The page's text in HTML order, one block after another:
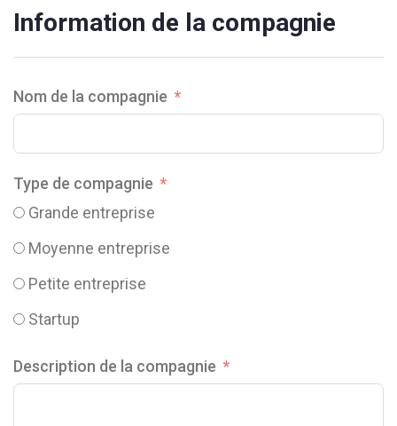
Information de la compagnie
Nom de la compagnie
Type de compagnie
Grande entreprise
Moyenne entreprise
Petite entreprise
Startup
Description de la compagnie